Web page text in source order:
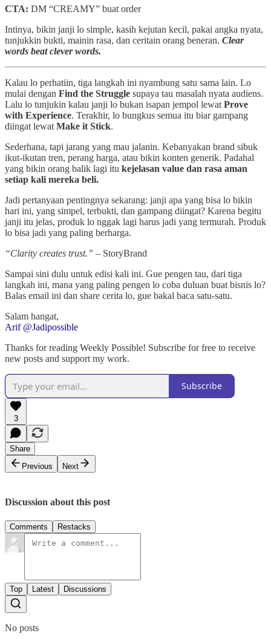
CTA: DM “CREAMY” buat order
Intinya, bikin janji lo simple, kasih kejutan kecil, pakai angka nyata,
tunjukkin bukti, mainin rasa, dan ceritain orang beneran. Clear
words beat clever words.
Kalau lo perhatiin, tiga langkah ini nyambung satu sama lain. Lo
mulai dengan Find the Struggle supaya tau masalah nyata audiens.
Lalu lo tunjukin kalau janji lo bukan isapan jempol lewat Prove
with Experience. Terakhir, lo bungkus semua itu biar gampang
diingat lewat Make it Stick.
Sederhana, tapi jarang yang mau jalanin. Kebanyakan brand sibuk
ikut-ikutan tren, perang harga, atau bikin konten generik. Padahal
yang bikin orang balik lagi itu kejelasan value dan rasa aman
setiap kali mereka beli.
Jadi pertanyaan pentingnya sekarang: janji apa yang bisa lo bikin
hari ini, yang simpel, terbukti, dan gampang diingat? Karena begitu
janji itu jelas, produk lo nggak lagi harus jadi yang termurah. Produk
lo bisa jadi yang paling berharga.
“Clarity creates trust.” – StoryBrand
Sampai sini dulu untuk edisi kali ini. Gue pengen tau, dari tiga
langkah ini, mana yang paling pengen lo coba duluan buat bisnis lo?
Balas email ini dan share cerita lo, gue bakal baca satu-satu.
Salam hangat,
Arif @Jadipossible
Thanks for reading Weekly Possible! Subscribe for free to receive
new posts and support my work.
Subscribe
3
Share
Previous
Next
Discussion about this post
Comments Restacks
Top Latest Discussions
No posts